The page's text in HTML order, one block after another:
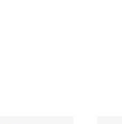
yetersiz gördüğünüz